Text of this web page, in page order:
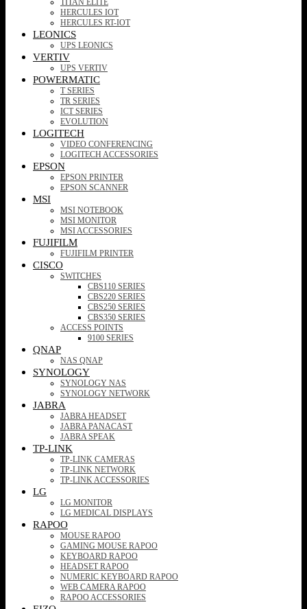
TITAN ELITE
HERCULES IOT
HERCULES RT-IOT
LEONICS
UPS LEONICS
VERTIV
UPS VERTIV
POWERMATIC
T SERIES
TR SERIES
ICT SERIES
EVOLUTION
LOGITECH
VIDEO CONFERENCING
LOGITECH ACCESSORIES
EPSON
EPSON PRINTER
EPSON SCANNER
MSI
MSI NOTEBOOK
MSI MONITOR
MSI ACCESSORIES
FUJIFILM
FUJIFILM PRINTER
CISCO
SWITCHES
CBS110 SERIES
CBS220 SERIES
CBS250 SERIES
CBS350 SERIES
ACCESS POINTS
9100 SERIES
QNAP
NAS QNAP
SYNOLOGY
SYNOLOGY NAS
SYNOLOGY NETWORK
JABRA
JABRA HEADSET
JABRA PANACAST
JABRA SPEAK
TP-LINK
TP-LINK CAMERAS
TP-LINK NETWORK
TP-LINK ACCESSORIES
LG
LG MONITOR
LG MEDICAL DISPLAYS
RAPOO
MOUSE RAPOO
GAMING MOUSE RAPOO
KEYBOARD RAPOO
HEADSET RAPOO
NUMERIC KEYBOARD RAPOO
WEB CAMERA RAPOO
RAPOO ACCESSORIES